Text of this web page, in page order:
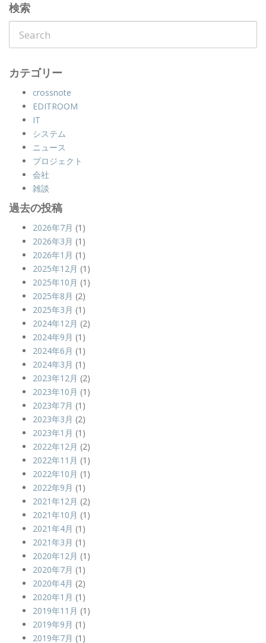
検索
カテゴリー
crossnote
EDITROOM
IT
システム
ニュース
プロジェクト
会社
雑談
過去の投稿
2026年7月 (1)
2026年3月 (1)
2026年1月 (1)
2025年12月 (1)
2025年10月 (1)
2025年8月 (2)
2025年3月 (1)
2024年12月 (2)
2024年9月 (1)
2024年6月 (1)
2024年3月 (1)
2023年12月 (2)
2023年10月 (1)
2023年7月 (1)
2023年3月 (2)
2023年1月 (1)
2022年12月 (2)
2022年11月 (1)
2022年10月 (1)
2022年9月 (1)
2021年12月 (2)
2021年10月 (1)
2021年4月 (1)
2021年3月 (1)
2020年12月 (1)
2020年7月 (1)
2020年4月 (2)
2020年1月 (1)
2019年11月 (1)
2019年9月 (1)
2019年7月 (1)